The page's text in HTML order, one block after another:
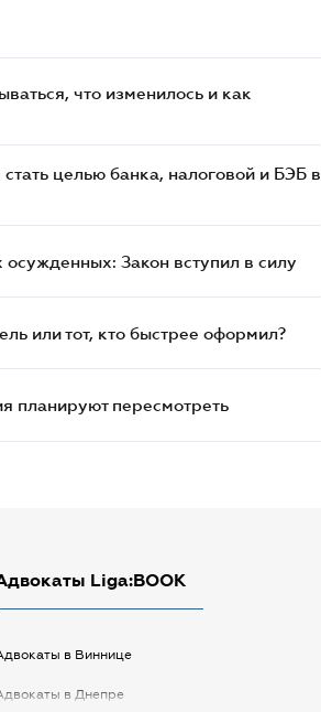
что изменилось и как
целью банка, налоговой и БЭБ в
Закон вступил в силу
или тот, кто быстрее оформил?
планируют пересмотреть
Liga:BOOK
в Виннице
в Днепре